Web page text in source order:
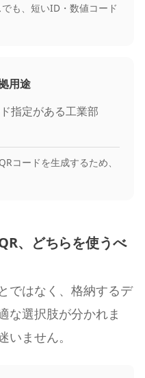
も、短いID・数値コード
用途
指定がある工業部
コードを生成するため、
、どちらを使うべ
ではなく、格納するデ
な選択肢が分かれま
ません。